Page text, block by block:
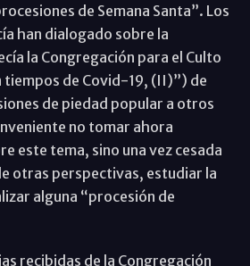
de Semana Santa”. Los
han dialogado sobre la
la Congregación para el Culto
tiempos de Covid-19, (II)”) de
de piedad popular a otros
no tomar ahora
este tema, sino una vez cesada
otras perspectivas, estudiar la
alguna “procesión de
recibidas de la Congregación